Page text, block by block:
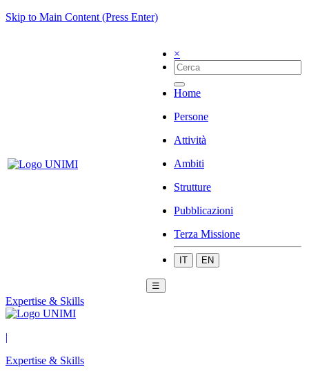
Skip to Main Content (Press Enter)
×
Home
Persone
Attività
Ambiti
Strutture
Pubblicazioni
Terza Missione
IT EN
☰
Expertise & Skills
|
Expertise & Skills